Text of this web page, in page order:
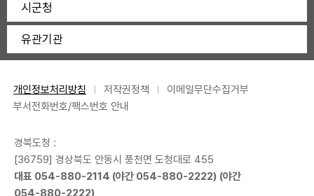
시군청
유관기관
개인정보처리방침 저작권정책
이메일무단수집거부
부서전화번호/팩스번호 안내
경북도청 :
[36759] 경상북도 안동시 풍천면 도청대로 455
대표 054-880-2114 (야간 054-880-2222) (야간
054-880-2222)